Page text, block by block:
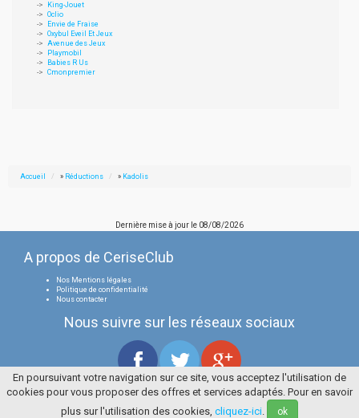
King-Jouet
Oclio
Envie de Fraise
Oxybul Eveil Et Jeux
Avenue des Jeux
Playmobil
Babies R Us
Cmonpremier
Accueil » Réductions » Kadolis
Dernière mise à jour le 08/08/2026
A propos de CeriseClub
Nos Mentions légales
Politique de confidentialité
Nous contacter
Nous suivre sur les réseaux sociaux
Tous droits réservés
La Cerise Bleue 2006 / 2026
En poursuivant votre navigation sur ce site, vous acceptez l'utilisation de
cookies pour vous proposer des offres et services adaptés. Pour en savoir
plus sur l'utilisation des cookies, cliquez-ici ok